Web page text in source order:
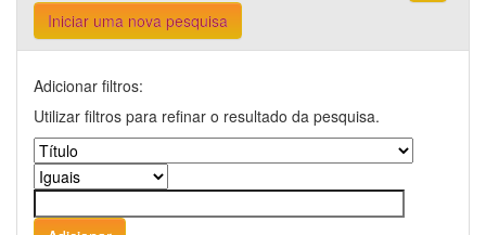
Iniciar uma nova pesquisa
Adicionar filtros:
Utilizar filtros para refinar o resultado da pesquisa.